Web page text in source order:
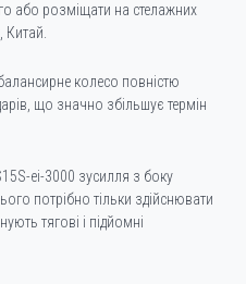
або розміщати на стелажних
колесо повністю
що значно збільшує термін
ei-3000 зусилля з боку
потрібно тільки здійснювати
тягові і підйомні